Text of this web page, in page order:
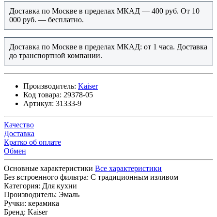
Доставка по Москве в пределах МКАД — 400 руб. От 10
000 руб. — бесплатно.
Доставка по Москве в пределах МКАД: от 1 часа. Доставка
до транспортной компании.
Производитель: Kaiser
Код товара: 29378-05
Артикул: 31333-9
Качество
Доставка
Кратко об оплате
Обмен
Основные характеристики Все характеристики
Без встроенного фильтра: С традиционным изливом
Категория: Для кухни
Производитель: Эмаль
Ручки: керамика
Бренд: Kaiser